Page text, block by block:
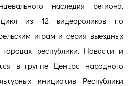
наследия региона.
из 12 видеороликов по
играм и серия выездных
городах республики. Новости и
в группе Центра народного
инициатив Республики